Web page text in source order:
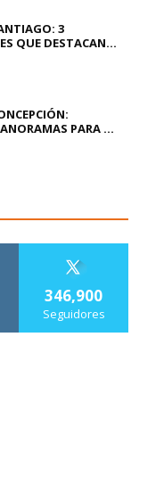
3
QUE DESTACAN...
PARA ...
346,900
Seguidores